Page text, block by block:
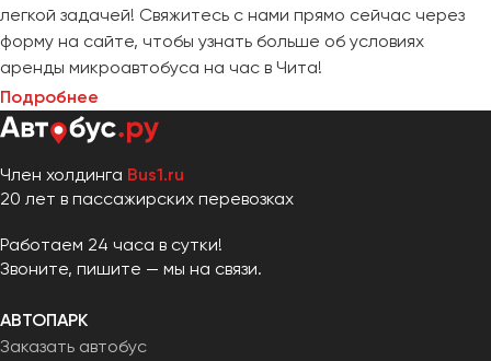
легкой задачей! Свяжитесь с нами прямо сейчас через
форму на сайте, чтобы узнать больше об условиях
аренды микроавтобуса на час в Чита!
Подробнее
Член холдинга Bus1.ru
20 лет в пассажирских перевозках
Работаем 24 часа в сутки!
Звоните, пишите — мы на связи.
АВТОПАРК
Заказать автобус